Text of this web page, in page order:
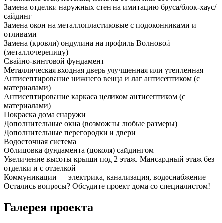
Замена отделки наружных стен на имитацию бруса/блок-хаус/
сайдинг
Замена окон на металлопластиковые с подоконниками и
отливами
Замена (кровли) ондулина на профиль Волновой
(металлочерепицу)
Свайно-винтовой фундамент
Металлическая входная дверь улучшенная или утепленная
Антисептирование нижнего венца и лаг антисептиком (с
материалами)
Антисептирование каркаса целиком антисептиком (с
материалами)
Покраска дома снаружи
Дополнительные окна (возможны любые размеры)
Дополнительные перегородки и двери
Водосточная система
Облицовка фундамента (цоколя) сайдингом
Увеличение высоты крыши под 2 этаж. Мансардный этаж без
отделки и с отделкой
Коммуникации — электрика, канализация, водоснабжение
Остались вопросы? Обсудите проект дома со специалистом!
Галерея проекта